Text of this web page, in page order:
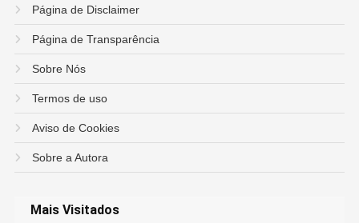
Página de Disclaimer
Página de Transparência
Sobre Nós
Termos de uso
Aviso de Cookies
Sobre a Autora
Mais Visitados